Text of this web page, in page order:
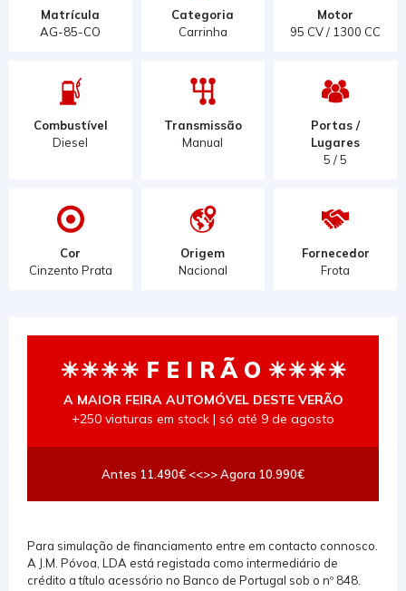
Matrícula
AG-85-CO
Categoria
Carrinha
Motor
95 CV / 1300 CC
Combustível
Diesel
Transmissão
Manual
Portas /
Lugares
5 / 5
Cor
Cinzento Prata
Origem
Nacional
Fornecedor
Frota
☀☀☀☀ F E I R Ã O ☀☀☀☀
A MAIOR FEIRA AUTOMÓVEL DESTE VERÃO
+250 viaturas em stock | só até 9 de agosto
Antes 11.490€ <<>> Agora 10.990€
Para simulação de financiamento entre em contacto connosco.
A J.M. Póvoa, LDA está registada como intermediário de
crédito a título acessório no Banco de Portugal sob o nº 848.